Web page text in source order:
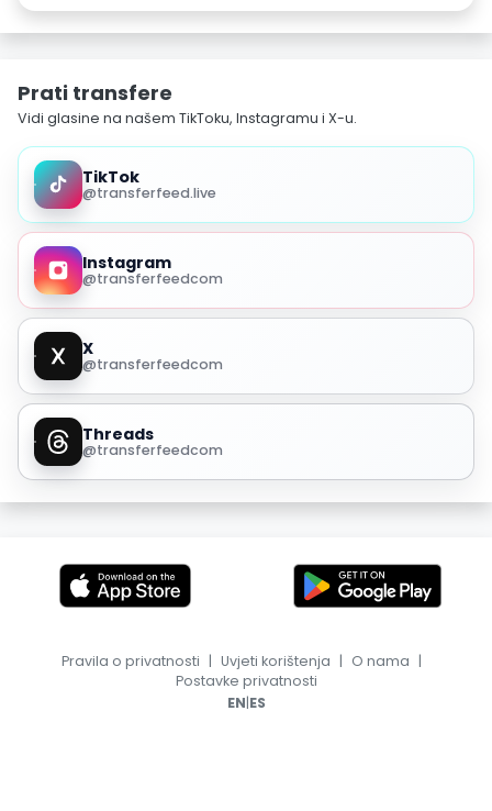
Prati transfere
Vidi glasine na našem TikToku, Instagramu i X-u.
TikTok
@transferfeed.live
Instagram
@transferfeedcom
X
@transferfeedcom
Threads
@transferfeedcom
Pravila o privatnosti | Uvjeti korištenja | O nama |
Postavke privatnosti
EN|ES